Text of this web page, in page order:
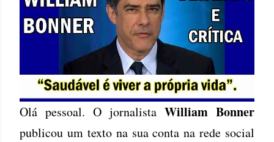
Olá pessoal. O jornalista William Bonner
publicou um texto na sua conta na rede social